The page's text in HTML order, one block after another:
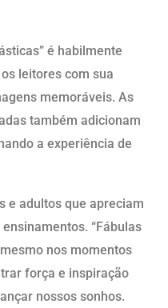
é habilmente
leitores com sua
memoráveis. As
também adicionam
a experiência de
e adultos que apreciam
“Fábulas
nos momentos
força e inspiração
nossos sonhos.